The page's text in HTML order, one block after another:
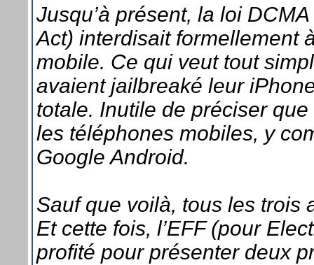
Jusqu’à présent, la loi
Act) interdisait formellement
mobile. Ce qui veut tout
avaient jailbreaké leur
totale. Inutile de préciser
les téléphones mobiles, y
Google Android.
Sauf que voilà, tous les trois
Et cette fois, l’EFF (pour
profité pour présenter deux